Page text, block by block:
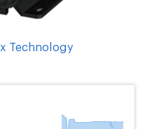
Technology